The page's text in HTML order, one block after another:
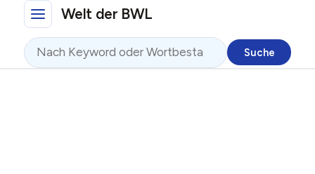
Direkt zum InhaltWelt der BWL
Suche